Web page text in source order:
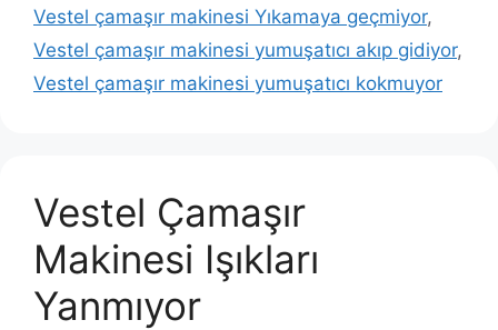
Vestel çamaşır makinesi Yıkamaya geçmiyor,
Vestel çamaşır makinesi yumuşatıcı akıp gidiyor,
Vestel çamaşır makinesi yumuşatıcı kokmuyor
Vestel Çamaşır
Makinesi Işıkları
Yanmıyor